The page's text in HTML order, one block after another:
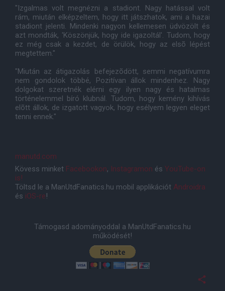
"Izgalmas volt megnézni a stadiont. Nagy hatással volt
rám, miután elképzeltem, hogy itt játszhatok, ami a hazai
stadiont jelenti. Mindenki nagyon kellemesen üdvözölt és
azt mondták, 'Köszönjük, hogy ide igazoltál'. Tudom, hogy
ez még csak a kezdet, de örülök, hogy az elsõ lépést
megtettem."
"Miután az átigazolás befejezõdött, semmi negatívumra
nem gondolok többé, Pozitívan állok mindenhez. Nagy
dolgokat szeretnék elérni egy ilyen nagy és hatalmas
történelemmel bíró klubnál. Tudom, hogy kemény kihívás
elõtt állok, de izgatott vagyok, hogy esélyem legyen eleget
tenni ennek."
manutd.com
Kövess minket Facebookon, Instagramon és YouTube-on
is!
Töltsd le a ManUtdFanatics.hu mobil applikációt Androidra
és iOS-re!
Támogasd adományoddal a ManUtdFanatics.hu
működését!